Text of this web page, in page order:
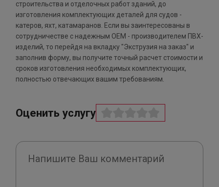
строительства и отделочных работ зданий, до
изготовления комплектующих деталей для судов -
катеров, яхт, катамаранов. Если вы заинтересованы в
сотрудничестве с надежным ОЕМ - производителем ПВХ-
изделий, то перейдя на вкладку "Экструзия на заказ" и
заполнив форму, вы получите точный расчет стоимости и
сроков изготовления необходимых комплектующих,
полностью отвечающих вашим требованиям.
Оценить услугу